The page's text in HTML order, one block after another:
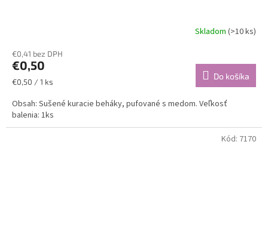
Skladom (>10 ks)
€0,41 bez DPH
€0,50
Jednotková
€0,50 / 1 ks
Do košíka
Obsah: Sušené kuracie beháky, pufované s medom. Veľkosť
balenia: 1ks
Kód: 7170